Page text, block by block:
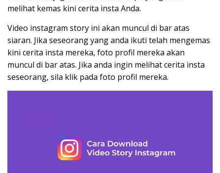
melihat kemas kini cerita insta Anda.
Video instagram story ini akan muncul di bar atas
siaran. Jika seseorang yang anda ikuti telah mengemas
kini cerita insta mereka, foto profil mereka akan
muncul di bar atas. Jika anda ingin melihat cerita insta
seseorang, sila klik pada foto profil mereka.